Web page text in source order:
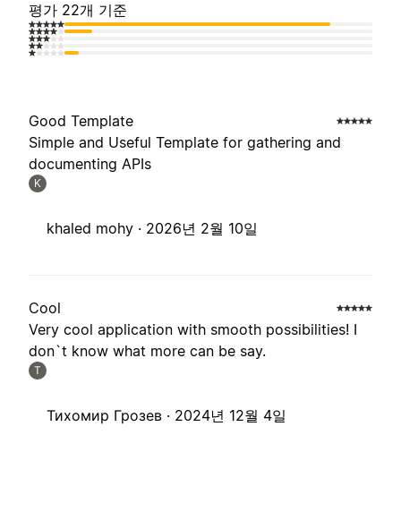
평가 22개 기준
Good Template
Simple and Useful Template for gathering and
documenting APIs
K
khaled mohy · 2026년 2월 10일
Cool
Very cool application with smooth possibilities! I
don`t know what more can be say.
Т
Тихомир Грозев · 2024년 12월 4일